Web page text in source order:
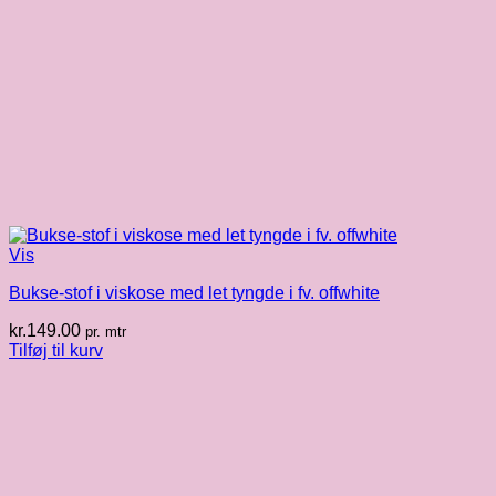
Vis
Bukse-stof i viskose med let tyngde i fv. offwhite
kr.149.00 pr. mtr
Tilføj til kurv